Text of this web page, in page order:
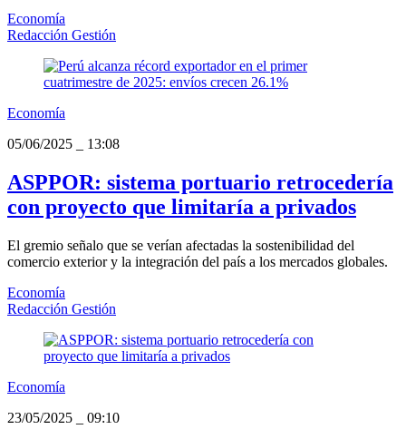
Economía
Redacción Gestión
Economía
05/06/2025
13:08
ASPPOR: sistema portuario retrocedería
con proyecto que limitaría a privados
El gremio señalo que se verían afectadas la sostenibilidad del
comercio exterior y la integración del país a los mercados globales.
Economía
Redacción Gestión
Economía
23/05/2025
09:10